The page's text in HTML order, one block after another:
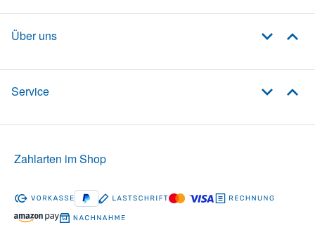
Über uns
Service
Zahlarten im Shop